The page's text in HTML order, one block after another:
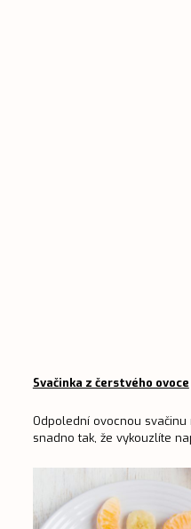
Svačinka z čerstvého ovoce
Odpolední ovocnou
snadno tak, že vykouzlíte